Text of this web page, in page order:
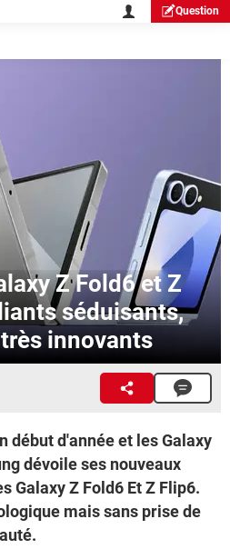
Question
Z Fold6 et Z
séduisants,
innovants
début d'année et les Galaxy
dévoile ses nouveaux
Galaxy Z Fold6 Et Z Flip6.
mais sans prise de